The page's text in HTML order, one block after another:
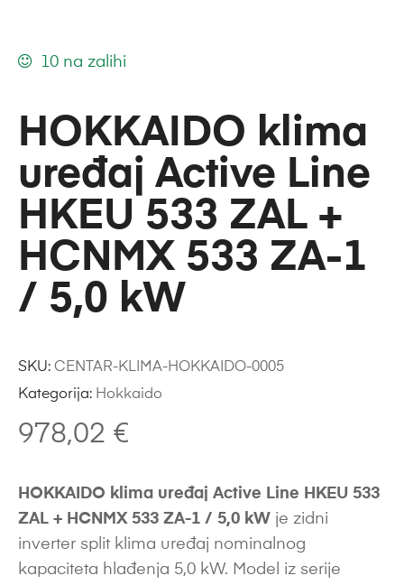
HOKKAIDO klima
uređaj Active Line
HKEU 533 ZAL +
HCNMX 533 ZA-1
/ 5,0 kW
978,02 €
HOKKAIDO klima uređaj Active Line HKEU 533
ZAL + HCNMX 533 ZA-1 / 5,0 kW je zidni
inverter split klima uređaj nominalnog
kapaciteta hlađenja 5,0 kW. Model iz serije
10 na zalihi
SKU: CENTAR-KLIMA-HOKKAIDO-0005
Kategorija: Hokkaido